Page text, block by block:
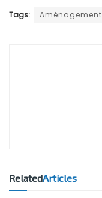
Tags: Aménagement
RelatedArticles